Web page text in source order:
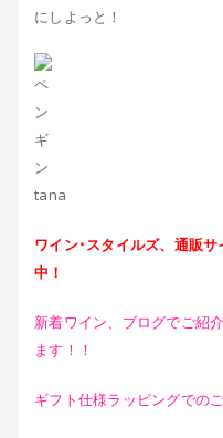
にしよっと！
tana
ワイン･スタイルズ、通販
中！
新着ワイン、ブログでご紹
ます！！
ギフト仕様ラッピングでの